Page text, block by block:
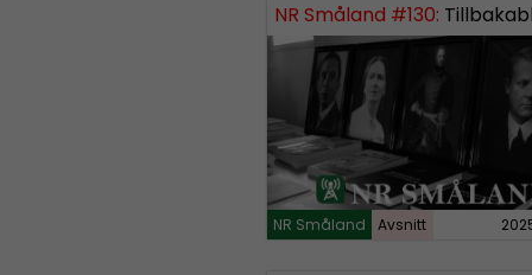
NR Småland #130:
NR Småland Avsnitt